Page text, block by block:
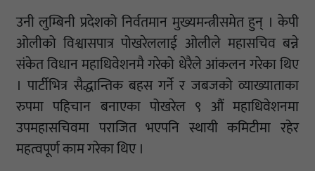
उनी लुम्बिनी प्रदेशको निर्वतमान मुख्यमन्त्रीसमेत हुन् । केपी
ओलीको विश्वासपात्र पोखरेललाई ओलीले महासचिव बन्ने
संकेत विधान महाधिवेशनमै गरेको धेरैले आंकलन गरेका थिए
। पार्टीभित्र सैद्धान्तिक बहस गर्ने र जबजको व्याख्याताका
रुपमा पहिचान बनाएका पोखरेल ९ औं महाधिवेशनमा
उपमहासचिवमा पराजित भएपनि स्थायी कमिटीमा रहेर
महत्वपूर्ण काम गरेका थिए ।